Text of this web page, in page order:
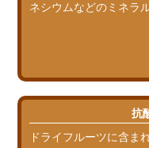
ネシウムなどのミネラ
抗
ドライフルーツに含ま